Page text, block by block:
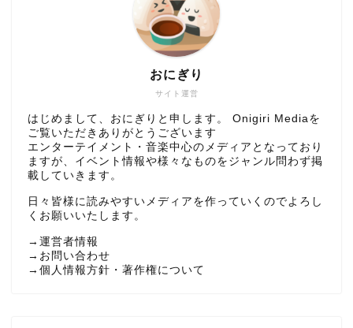
サイト運営
おにぎり
はじめまして、おにぎりと申します。 Onigiri Mediaを
ご覧いただきありがとうございます
エンターテイメント・音楽中心のメディアとなっており
ますが、イベント情報や様々なものをジャンル問わず掲
載していきます。
日々皆様に読みやすいメディアを作っていくのでよろし
くお願いいたします。
→ 運営者情報
→ お問い合わせ
→ 個人情報方針・著作権について